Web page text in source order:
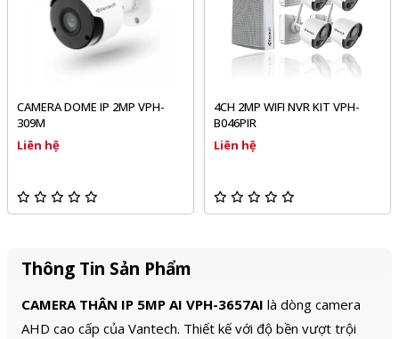
CAMERA DOME IP 2MP VPH-
309M
Liên hệ
4CH 2MP WIFI NVR KIT VPH-
B046PIR
Liên hệ
Thông Tin Sản Phẩm
CAMERA THÂN IP 5MP AI VPH-3657AI là dòng camera
AHD cao cấp của Vantech. Thiết kế với độ bền vượt trội